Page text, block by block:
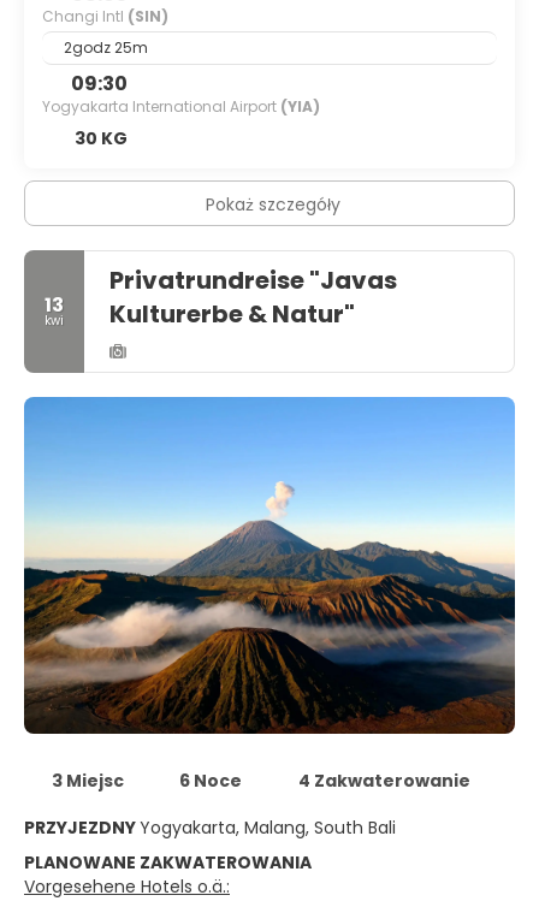
Changi Intl (SIN)
2godz 25m
09:30
Yogyakarta International Airport (YIA)
30 KG
Pokaż szczegóły
13
kwi
Privatrundreise "Javas
Kulturerbe & Natur"
3 Miejsc 6 Noce
4 Zakwaterowanie
PRZYJEZDNYYogyakarta, Malang, South Bali
PLANOWANE ZAKWATEROWANIA
Vorgesehene Hotels o.ä.: